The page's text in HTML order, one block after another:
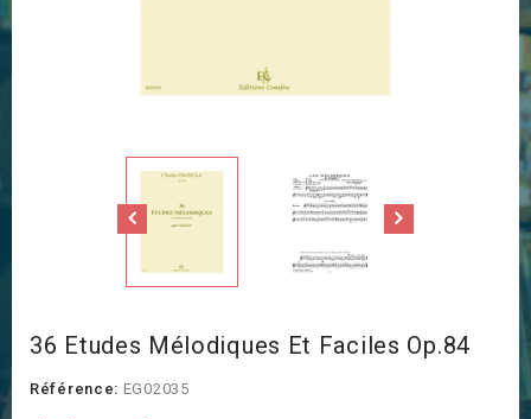
36 Etudes Mélodiques Et Faciles Op.84
Référence: EG02035